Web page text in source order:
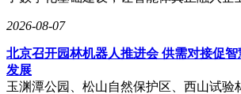
2026-08-07
北京召开园林机器人推进会 供需对接促智
发展
玉渊潭公园、松山自然保护区、西山试验